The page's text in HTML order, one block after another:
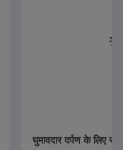
घुमावदार दर्पण के लिए